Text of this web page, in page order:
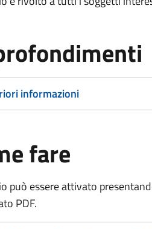
informazioni
fare
può essere attivato
PDF.